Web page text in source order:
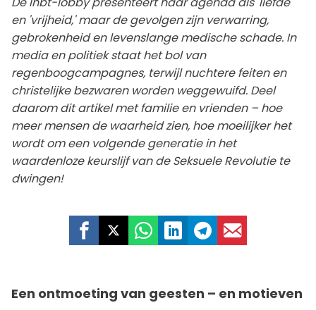
en 'vrijheid,' maar de gevolgen zijn verwarring,
gebrokenheid en levenslange medische schade. In
media en politiek staat het bol van
regenboogcampagnes, terwijl nuchtere feiten en
christelijke bezwaren worden weggewuifd. Deel
daarom dit artikel met familie en vrienden – hoe
meer mensen de waarheid zien, hoe moeilijker het
wordt om een volgende generatie in het
waardenloze keurslijf van de Seksuele Revolutie te
dwingen!
Een ontmoeting van geesten – en motieven